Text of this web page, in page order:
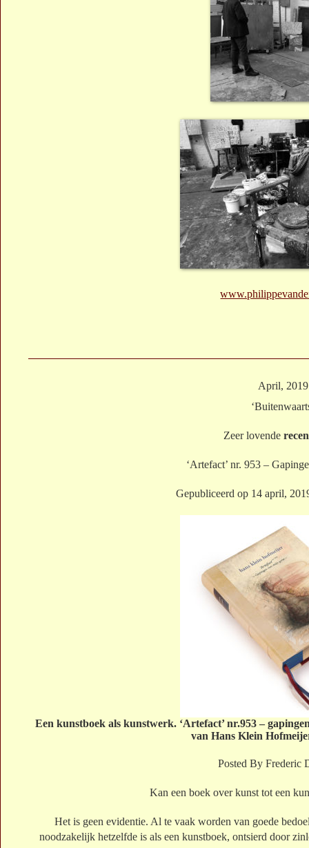
April, 2019
Zeer lovende
‘Artefact’ nr. 953 –
Gepubliceerd op 14 april,
Een kunstboek als kunstwerk. ‘Artefact’ nr.953 –
van Hans Klein
Posted By Frederic
Kan een boek over kunst tot een
Het is geen evidentie. Al te vaak worden van goede
noodzakelijk hetzelfde is als een kunstboek, ontsierd door